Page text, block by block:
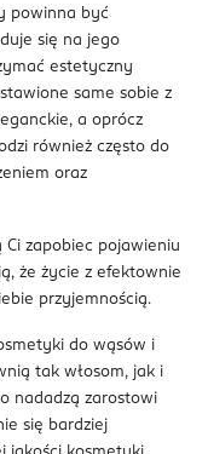
powinna być
się na jego
estetyczny
same sobie z
a oprócz
również często do
oraz
zapobiec pojawieniu
że życie z efektownie
przyjemnością.
do wąsów i
tak włosom, jak i
nadadzą zarostowi
się bardziej